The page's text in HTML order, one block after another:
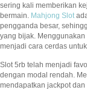
sering kali memberikan
bermain. Mahjong Slot
pengganda besar,
yang bijak.
menjadi cara cerdas
Slot 5rb telah menjadi
dengan modal rendah.
mendapatkan jackpot